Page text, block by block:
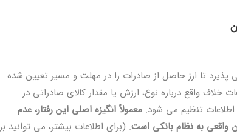
‌پذیرد تا ارز حاصل از صادرات را در مهلت و مسیر تعیین‌ شده
خلاف واقع درباره نوع، ارزش یا مقدار کالای صادراتی در
تنظیم می ‌شود. معمولاً انگیزه اصلی این رفتار، عدم
واقعی به نظام بانکی است. (برای اطلاعات بیشتر، می توانید بر